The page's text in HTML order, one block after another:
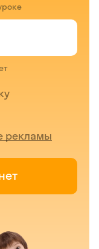
рекламы